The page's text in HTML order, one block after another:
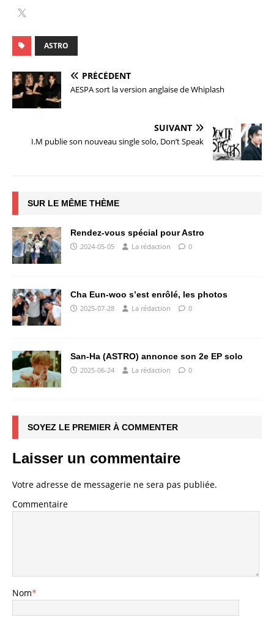
ASTRO
PRÉCÉDENT
AESPA sort la version anglaise de Whiplash
SUIVANT
I.M publie son nouveau single solo, Don’t Speak
SUR LE MÊME THÈME
Rendez-vous spécial pour Astro
2024-05-05 La rédaction 0
Cha Eun-woo s’est enrôlé, les photos
2025-07-28 La rédaction 0
San-Ha (ASTRO) annonce son 2e EP solo
2025-06-24 La rédaction 0
SOYEZ LE PREMIER À COMMENTER
Laisser un commentaire
Votre adresse de messagerie ne sera pas publiée.
Commentaire
Nom*